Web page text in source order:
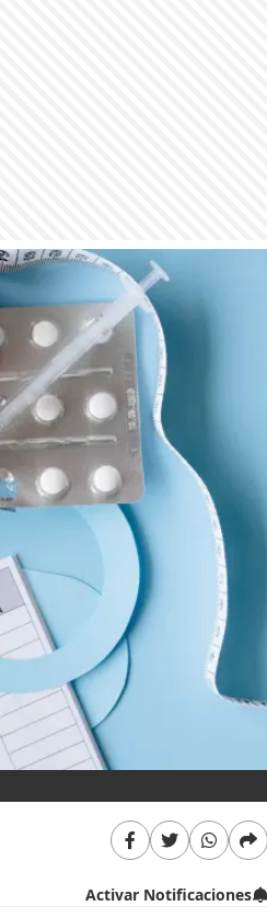
Activar Notificaciones